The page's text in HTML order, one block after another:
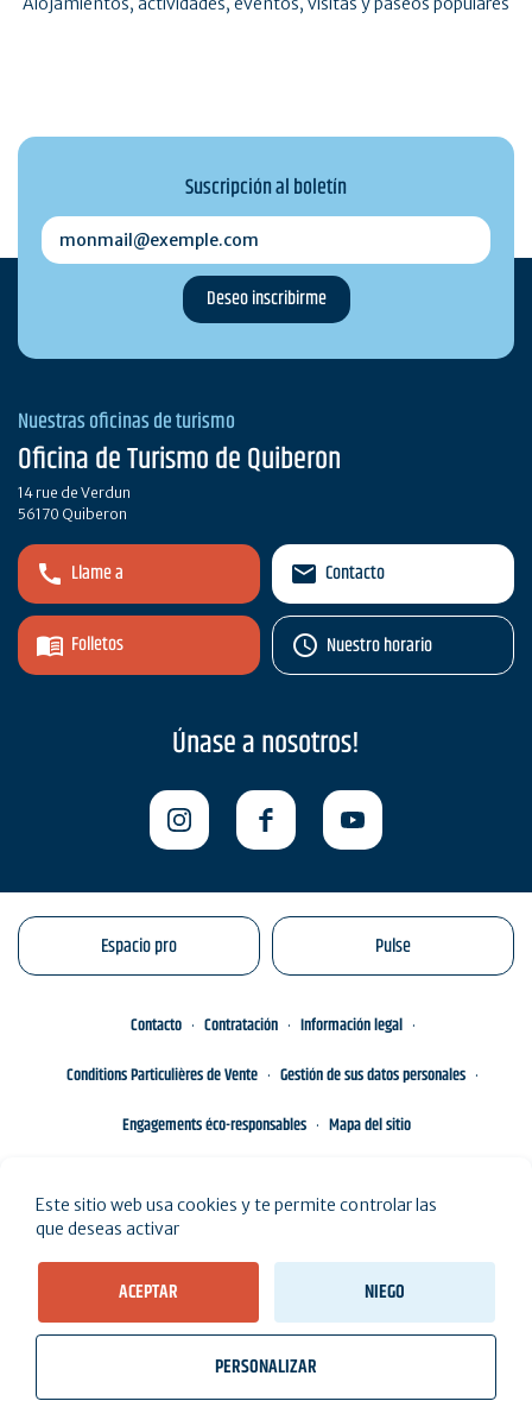
Suscripción al boletín
monmail@exemple.com
Nuestras oficinas de turismo
Oficina de Turismo de Quiberon
14 rue de Verdun
56170 Quiberon
Llame a
Folletos
Contacto
Nuestro horario
Únase a nosotros!
Espacio pro Pulse
Contacto Contratación
Información legal
Conditions Particulières de Vente
Gestión de sus datos personales
Engagements éco-responsables
Mapa del sitio
Este sitio web usa cookies y te permite controlar las
que deseas activar
ACEPTAR NIEGO
PERSONALIZAR